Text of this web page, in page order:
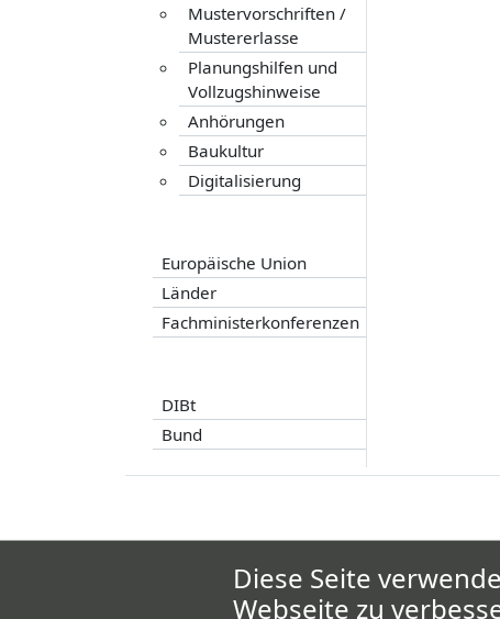
Diese Seite
Webseite zu
Mustervorschriften /
Mustererlasse
Planungshilfen und
Vollzugshinweise
Anhörungen
Baukultur
Digitalisierung
Europäische Union
Länder
Fachministerkonferenzen
DIBt
Bund